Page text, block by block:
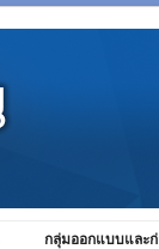
กลุ่มออกแบบและก่